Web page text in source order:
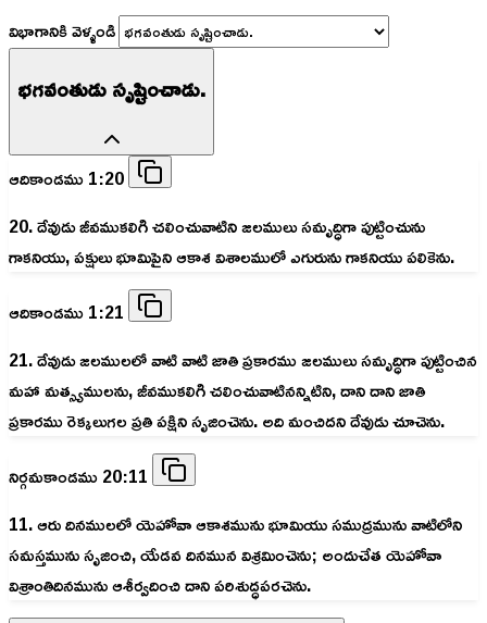
విభాగానికి వెళ్ళండి
భగవంతుడు సృష్టించాడు.
ఆదికాండము 1:20
20. దేవుడు జీవముకలిగి చలించువాటిని జలములు సమృద్ధిగా పుట్టించును
గాకనియు, పక్షులు భూమిపైని ఆకాశ విశాలములో ఎగురును గాకనియు పలికెను.
ఆదికాండము 1:21
21. దేవుడు జలములలో వాటి వాటి జాతి ప్రకారము జలములు సమృద్ధిగా పుట్టించిన
మహా మత్స్యములను, జీవముకలిగి చలించువాటినన్నిటిని, దాని దాని జాతి
ప్రకారము రెక్కలుగల ప్రతి పక్షిని సృజించెను. అది మంచిదని దేవుడు చూచెను.
నిర్గమకాండము 20:11
11. ఆరు దినములలో యెహోవా ఆకాశమును భూమియు సముద్రమును వాటిలోని
సమస్తమును సృజించి, యేడవ దినమున విశ్రమించెను; అందుచేత యెహోవా
విశ్రాంతిదినమును ఆశీర్వదించి దాని పరిశుద్ధపరచెను.